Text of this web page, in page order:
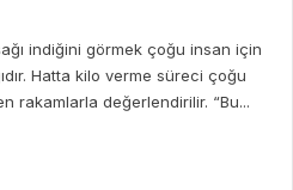
indiğini görmek çoğu insan için
Hatta kilo verme süreci çoğu
rakamlarla değerlendirilir. “Bu...